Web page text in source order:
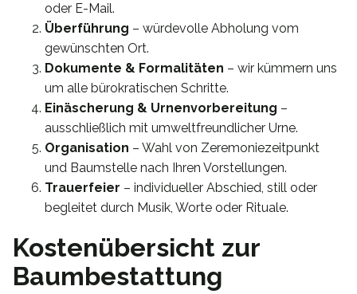
oder E-Mail.
Überführung – würdevolle Abholung vom
gewünschten Ort.
Dokumente & Formalitäten – wir kümmern uns
um alle bürokratischen Schritte.
Einäscherung & Urnenvorbereitung –
ausschließlich mit umweltfreundlicher Urne.
Organisation – Wahl von Zeremoniezeitpunkt
und Baumstelle nach Ihren Vorstellungen.
Trauerfeier – individueller Abschied, still oder
begleitet durch Musik, Worte oder Rituale.
Kostenübersicht zur
Baumbestattung